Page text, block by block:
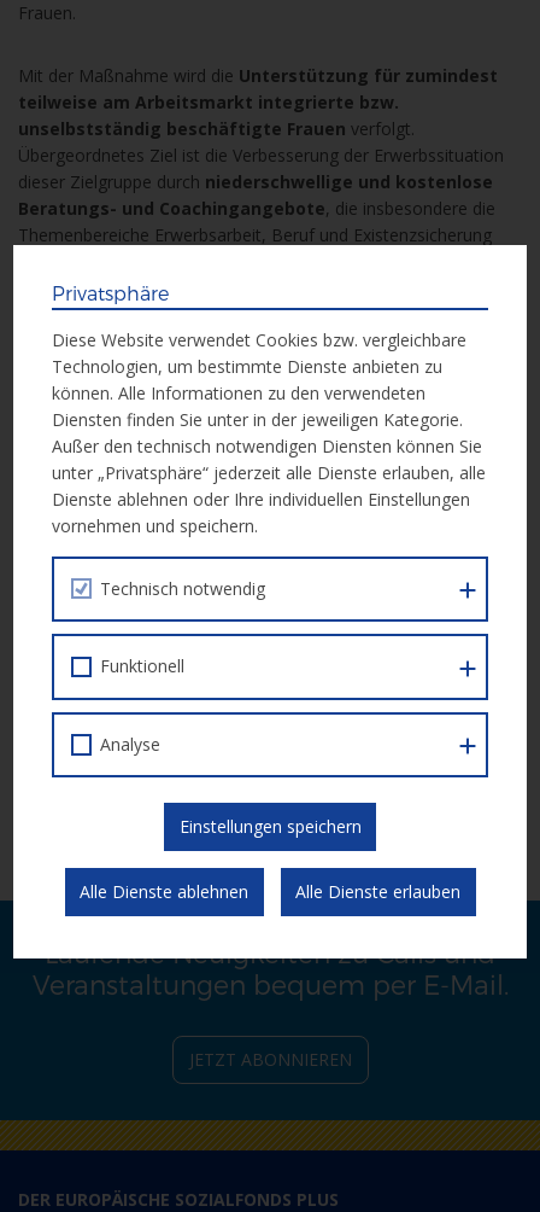
Frauen.
Mit der Maßnahme wird die Unterstützung für zumindest
teilweise am Arbeitsmarkt integrierte bzw.
unselbstständig beschäftigte Frauen verfolgt.
Übergeordnetes Ziel ist die Verbesserung der Erwerbssituation
dieser Zielgruppe durch niederschwellige und kostenlose
Beratungs- und Coachingangebote, die insbesondere die
Themenbereiche Erwerbsarbeit, Beruf und Existenzsicherung
an, in dem sie Beratung, Begleitung und Unterstützung bei der
Erarbeitung von Lösungsstrategien und unter Berücksichtigung
der entsprechenden Voraussetzungen ggf. eine
Qualifizierungsförderung ermöglicht.
Projektlaufzeit:01.03.2020 – 31.12.2022
Weitere Informationen
Weitere Informationen erhalten Sie in der folgenden Unterlage:
Call Dokument
Einreichung
Die Einreichung erfolgt elektronisch über die
Laufende Neuigkeiten zu Calls und
Veranstaltungen bequem per E-Mail.
JETZT ABONNIEREN
DER EUROPÄISCHE SOZIALFONDS PLUS
Privatsphäre
Diese Website verwendet Cookies bzw. vergleichbare
Technologien, um bestimmte Dienste anbieten zu
können. Alle Informationen zu den verwendeten
Diensten finden Sie unter in der jeweiligen Kategorie.
Außer den technisch notwendigen Diensten können Sie
unter „Privatsphäre“ jederzeit alle Dienste erlauben, alle
Dienste ablehnen oder Ihre individuellen Einstellungen
vornehmen und speichern.
Technisch notwendig
Funktionell
Analyse
Einstellungen speichern
Alle Dienste ablehnen Alle Dienste erlauben